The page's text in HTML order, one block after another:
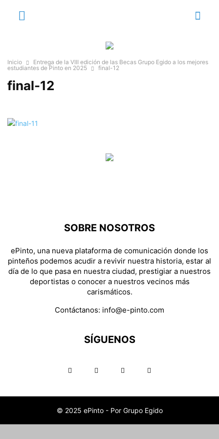
Inicio
Entrega de la VIII edición de las Becas Grupo Egido a los mejores
estudiantes de Pinto en 2025
final-12
final-12
SOBRE NOSOTROS
ePinto, una nueva plataforma de comunicación donde los
pinteños podemos acudir a revivir nuestra historia, estar al
día de lo que pasa en nuestra ciudad, prestigiar a nuestros
deportistas o conocer a nuestros vecinos más
carismáticos.
Contáctanos: info@e-pinto.com
SÍGUENOS
© 2025 ePinto - Por Grupo Egido